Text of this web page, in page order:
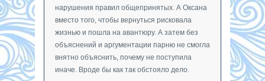
нарушения правил общепринятых. А Оксана
вместо того, чтобы вернуться рисковала
жизнью и пошла на авантюру. А затем без
объяснений и аргументации парню не смогла
внятно объяснить, почему не поступила
иначе. Вроде бы как так обстояло дело.